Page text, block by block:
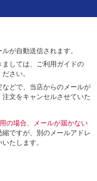
が自動送信されます。
ましては、ご利用ガイドの
さい。
どで、当店からのメールが
文をキャンセルさせていた
の場合、メールが届かない
縮ですが、別のメールアドレ
たします。